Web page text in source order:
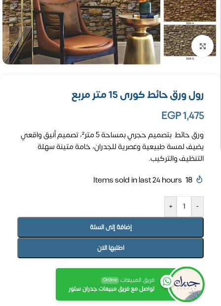
تكبير الصورة
رول ورق حائط كورى 15 متر مربع
EGP1,475
ورق حائط بتصميم حجري بمساحة 5 متر²، تصميم أنيق واقعي
يضيف لمسة طبيعية وعصرية للجدران، خامة متينة سهلة
التنظيف والتركيب.
18
Items sold in last 24 hours
-
+
إضافة إلى السلة
اطلبها الان
فريق المبيعات Online
تواصل مع فريق مبيعات جدران ستور